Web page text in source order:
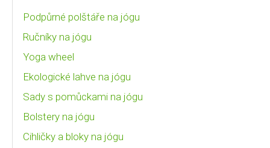
Podpůrné polštáře na jógu
Ručníky na jógu
Yoga wheel
Ekologické lahve na jógu
Sady s pomůckami na jógu
Bolstery na jógu
Cihličky a bloky na jógu